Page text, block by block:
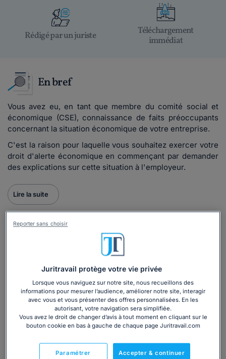
Rédigé par un juriste
Téléchargement
immédiat
En bref
Vous avez eu, en tant que membre du comité social et
économique (CSE), connaissance de faits préoccupants
concernant la situation économique de votre entreprise.
C'est la raison pour laquelle vous souhaitez exercer votre
droit d'alerte économique en commençant par demander
des explications sur cette situation à l'employeur.
Lire la suite
modèle de lettreest inclus dans le
Le droit d'alerte du CSE : tout savoir sur la
procédure
5/5
Lire les avis
16 336 utilisateurs ont consulté ce dossier
Découvrirle dossier
Juritravail protège votre vie privée
Lorsque vous naviguez sur notre site, nous recueillons des
informations pour mesurer l’audience, améliorer notre site, interagir
avec vous et vous présenter des offres personnalisées. En les
autorisant, votre navigation sera simplifiée.
Vous avez le droit de changer d’avis à tout moment en cliquant sur le
bouton cookie en bas à gauche de chaque page Juritravail.com
Accepter & continuer
Paramétrer
Reporter sans choisir